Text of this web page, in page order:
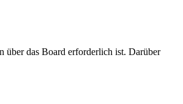
über das Board erforderlich ist. Darüber